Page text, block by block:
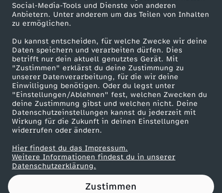
Social-Media-Tools und Dienste von anderen
Anbietern. Unter anderem um das Teilen von Inhalten
zu ermöglichen.
Du kannst entscheiden, für welche Zwecke wir deine
Daten speichern und verarbeiten dürfen. Dies
betrifft nur dein aktuell genutztes Gerät. Mit
"Zustimmen" erklärst du deine Zustimmung zu
unserer Datenverarbeitung, für die wir deine
Einwilligung benötigen. Oder du legst unter
"Einstellungen/Ablehnen" fest, welchen Zwecken du
deine Zustimmung gibst und welchen nicht. Deine
Datenschutzeinstellungen kannst du jederzeit mit
Wirkung für die Zukunft in deinen Einstellungen
widerrufen oder ändern.
Hier findest du das Impressum.
Weitere Informationen findest du in unserer
Datenschutzerklärung.
Zustimmen
o
d
e
r
W
E
G
!
Karriere
ZDF goes Schule
Werbefernsehen
Mainzelmännchen
Partner